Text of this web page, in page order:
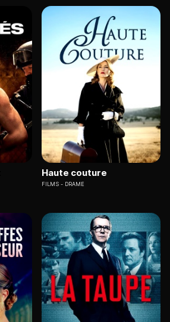
Haute couture
FILMS DRAME